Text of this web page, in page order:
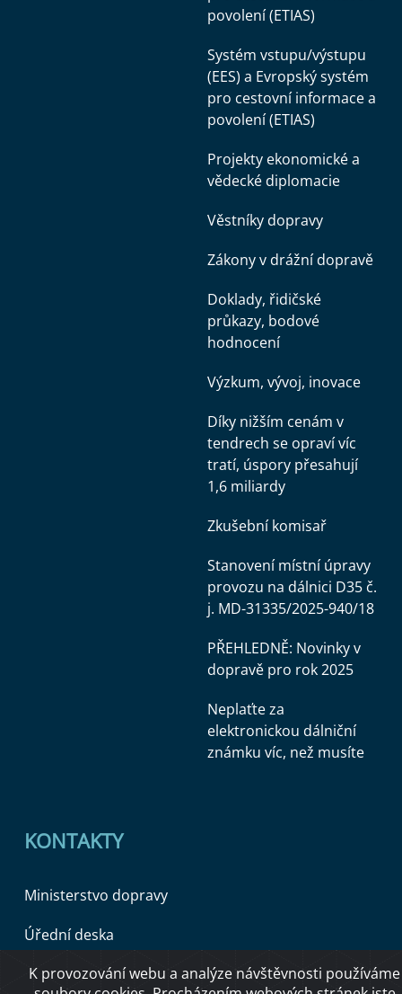
povolení (ETIAS)
Systém vstupu/výstupu
(EES) a Evropský systém
pro cestovní informace a
povolení (ETIAS)
Projekty ekonomické a
vědecké diplomacie
Věstníky dopravy
Zákony v drážní dopravě
Doklady, řidičské
průkazy, bodové
hodnocení
Výzkum, vývoj, inovace
Díky nižším cenám v
tendrech se opraví víc
tratí, úspory přesahují
1,6 miliardy
Zkušební komisař
Stanovení místní úpravy
provozu na dálnici D35 č.
j. MD-31335/2025-940/18
PŘEHLEDNĚ: Novinky v
dopravě pro rok 2025
Neplaťte za
elektronickou dálniční
známku víc, než musíte
KONTAKTY
Ministerstvo dopravy
Úřední deska
K provozování webu a analýze návštěvnosti používáme